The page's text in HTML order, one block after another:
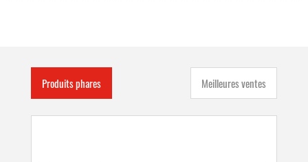
Produits phares Meilleures ventes